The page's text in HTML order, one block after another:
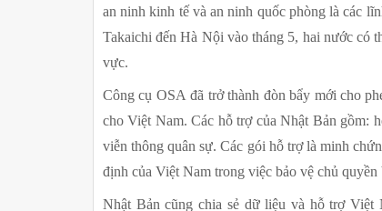
an ninh kinh tế và an ninh quốc phòng là các
Takaichi đến Hà Nội vào tháng 5, hai nước có
vực.
Công cụ OSA đã trở thành đòn bẩy mới cho
cho Việt Nam. Các hỗ trợ của Nhật Bản gồm:
viễn thông quân sự. Các gói hỗ trợ là minh
định của Việt Nam trong việc bảo vệ chủ
Nhật Bản cũng chia sẻ dữ liệu và hỗ trợ Việt